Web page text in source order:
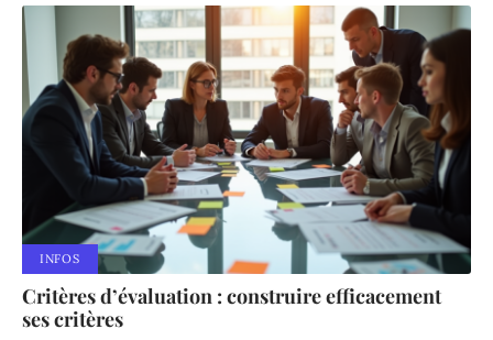
INFOS
Critères d’évaluation : construire efficacement
ses critères